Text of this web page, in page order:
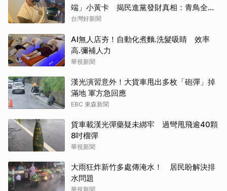
端」小黃卡 揭民進黨發財真相：青鳥全失
智了嗎？
台灣好新聞
AI無人店夯！自動化煮麵.洗髮吸睛 效率
高.彌補人力
華視新聞
漢光演習意外！大貨車甩出多枚「砲彈」掉
滿地 軍方急回應
EBC 東森新聞
貨車載漢光彈藥疑未綁牢 過彎甩飛逾40顆
8吋榴彈
華視新聞
大雨狂炸新竹多處傳淹水！ 居民盼解決排
水問題
華視新聞